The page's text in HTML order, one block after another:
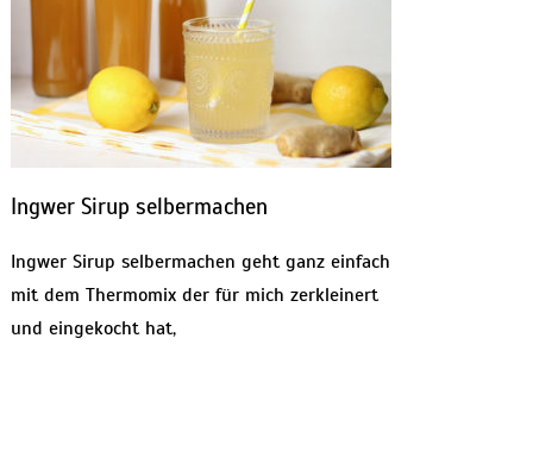
Ingwer Sirup selbermachen
Ingwer Sirup selbermachen geht ganz einfach
mit dem Thermomix der für mich zerkleinert
und eingekocht hat,